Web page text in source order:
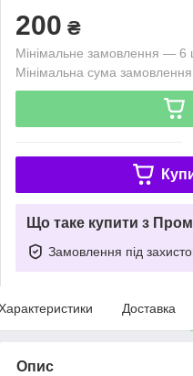
200 ₴
Мінімальне замовлення — 6
Мінімальна сума
Що таке купити з
Замовлення під
Доставка
Опис